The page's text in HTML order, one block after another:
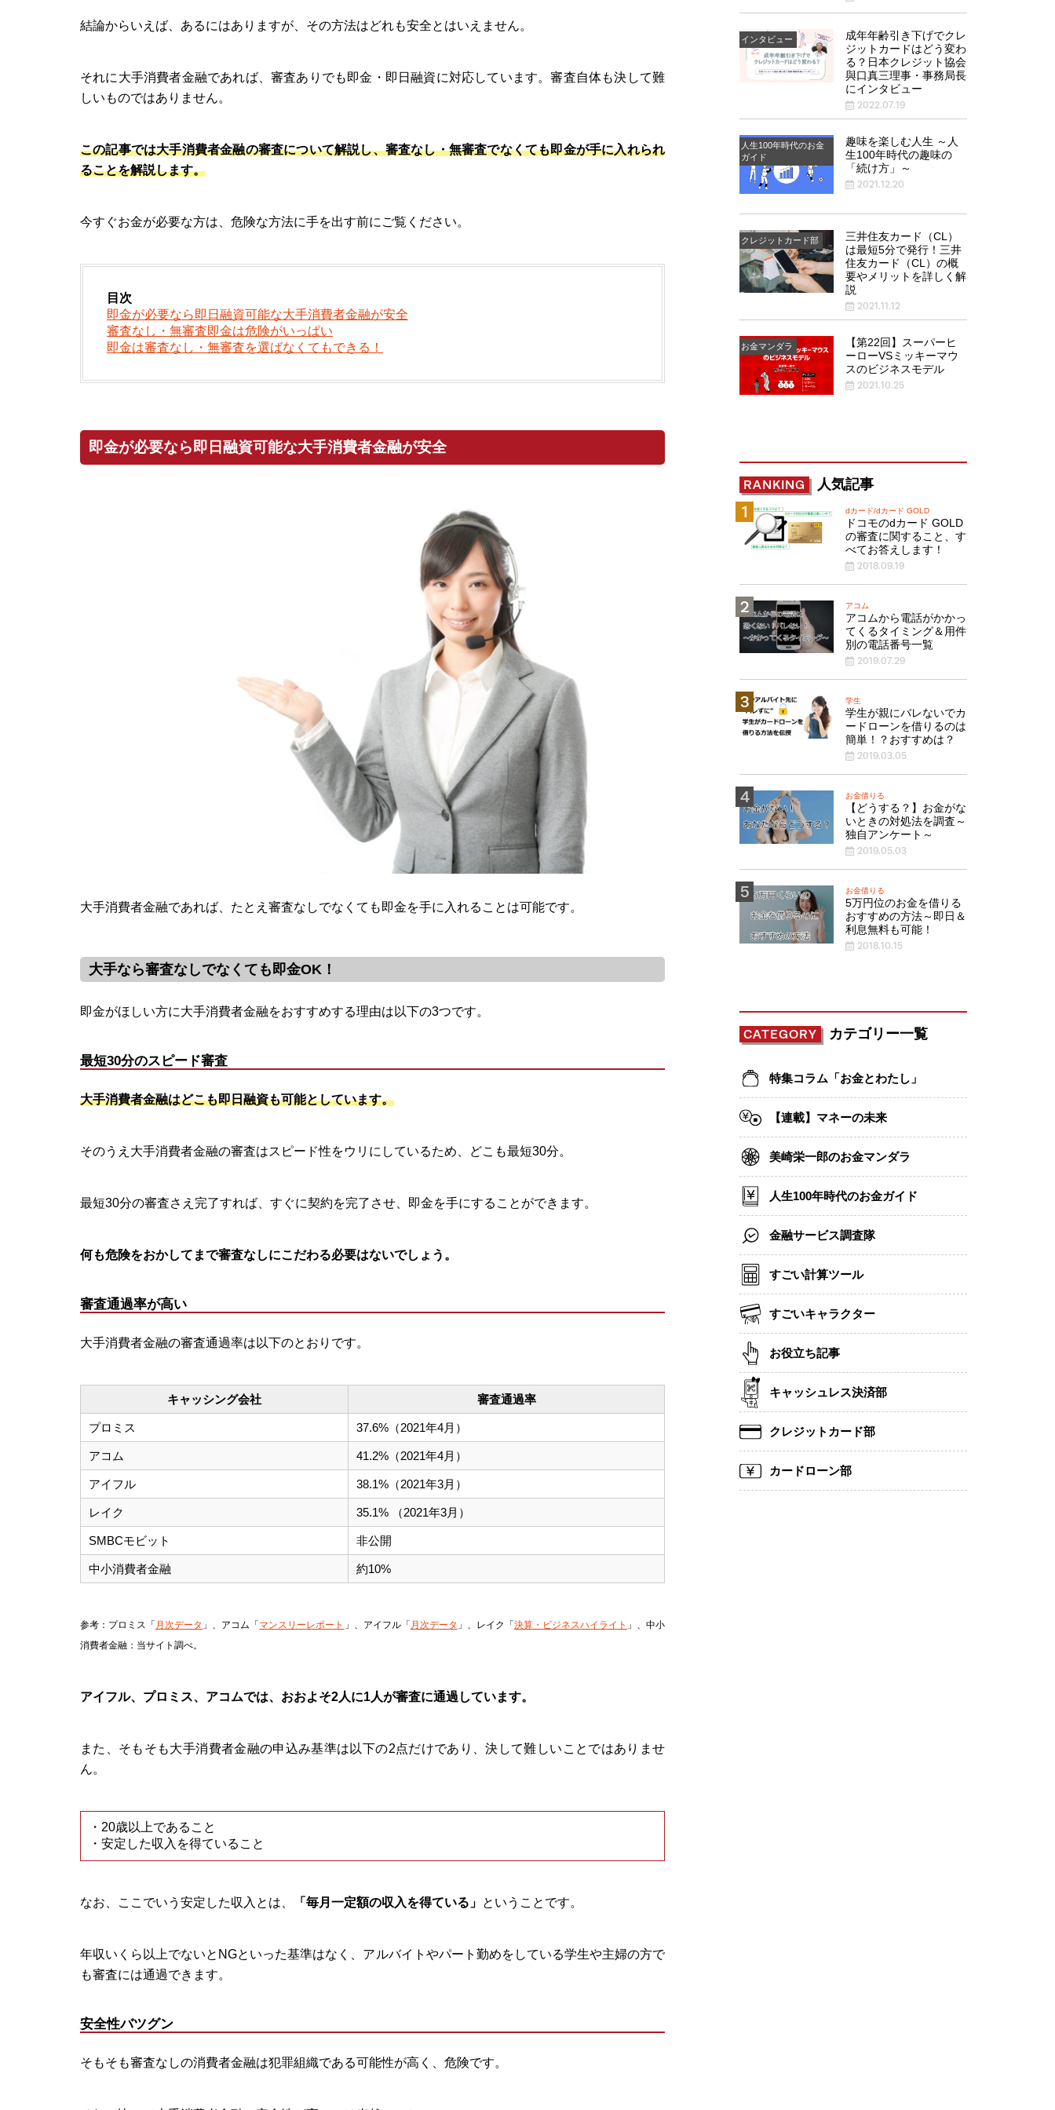
結論からいえば、あるにはありますが、その方法はどれも安全とはいえません。
それに大手消費者金融であれば、審査ありでも即金・即日融資に対応しています。審査自体も決して難
しいものではありません。
この記事では大手消費者金融の審査について解説し、審査なし・無審査でなくても即金が手に入れられ
ることを解説します。
今すぐお金が必要な方は、危険な方法に手を出す前にご覧ください。
目次
即金が必要なら即日融資可能な大手消費者金融が安全
審査なし・無審査即金は危険がいっぱい
即金は審査なし・無審査を選ばなくてもできる！
即金が必要なら即日融資可能な大手消費者金融が安全
大手消費者金融であれば、たとえ審査なしでなくても即金を手に入れることは可能です。
大手なら審査なしでなくても即金OK！
即金がほしい方に大手消費者金融をおすすめする理由は以下の3つです。
最短30分のスピード審査
大手消費者金融はどこも即日融資も可能としています。
そのうえ大手消費者金融の審査はスピード性をウリにしているため、どこも最短30分。
最短30分の審査さえ完了すれば、すぐに契約を完了させ、即金を手にすることができます。
何も危険をおかしてまで審査なしにこだわる必要はないでしょう。
審査通過率が高い
大手消費者金融の審査通過率は以下のとおりです。
キャッシング会社 審査通過率
プロミス 37.6%（2021年4月）
アコム 41.2%（2021年4月）
アイフル 38.1%（2021年3月）
レイク 35.1% （2021年3月）
SMBCモビット 非公開
中小消費者金融 約10%
参考：プロミス「 月次データ 」、アコム「 マンスリーレポート 」、アイフル「 月次データ 」、レイク「 決算・ビジネスハイライト 」、中小
消費者金融：当サイト調べ。
アイフル、プロミス、アコムでは、おおよそ2人に1人が審査に通過しています。
また、そもそも大手消費者金融の申込み基準は以下の2点だけであり、決して難しいことではありませ
ん。
・20歳以上であること
・安定した収入を得ていること
なお、ここでいう安定した収入とは、 「毎月一定額の収入を得ている」 ということです。
年収いくら以上でないとNGといった基準はなく、アルバイトやパート勤めをしている学生や主婦の方で
も審査には通過できます。
安全性バツグン
そもそも審査なしの消費者金融は犯罪組織である可能性が高く、危険です。
インタビュー
成年年齢引き下げでクレ
ジットカードはどう変わ
る？日本クレジット協会
與口真三理事・事務局長
にインタビュー
2022.07.19
人生100年時代のお金
ガイド
趣味を楽しむ人生 ～人
生100年時代の趣味の
「続け方」～
2021.12.20
クレジットカード部
三井住友カード（CL）
は最短5分で発行！三井
住友カード（CL）の概
要やメリットを詳しく解
説
2021.11.12
お金マンダラ
【第22回】スーパーヒ
ーローVSミッキーマウ
スのビジネスモデル
2021.10.25
RANKING 人気記事
dカード/dカード GOLD
ドコモのdカード GOLD
の審査に関すること、す
べてお答えします！
2018.09.19
アコム
アコムから電話がかかっ
てくるタイミング＆用件
別の電話番号一覧
2019.07.29
学生
学生が親にバレないでカ
ードローンを借りるのは
簡単！？おすすめは？
2019.03.05
お金借りる
【どうする？】お金がな
いときの対処法を調査～
独自アンケート～
2019.05.03
お金借りる
5万円位のお金を借りる
おすすめの方法～即日＆
利息無料も可能！
2018.10.15
CATEGORY カテゴリー一覧
特集コラム「お金とわたし」
【連載】マネーの未来
美崎栄一郎のお金マンダラ
人生100年時代のお金ガイド
金融サービス調査隊
すごい計算ツール
すごいキャラクター
お役立ち記事
キャッシュレス決済部
クレジットカード部
カードローン部